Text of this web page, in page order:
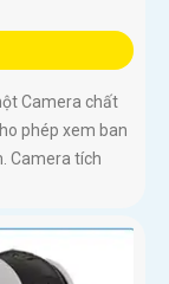
Camera chất
phép xem ban
Camera tích